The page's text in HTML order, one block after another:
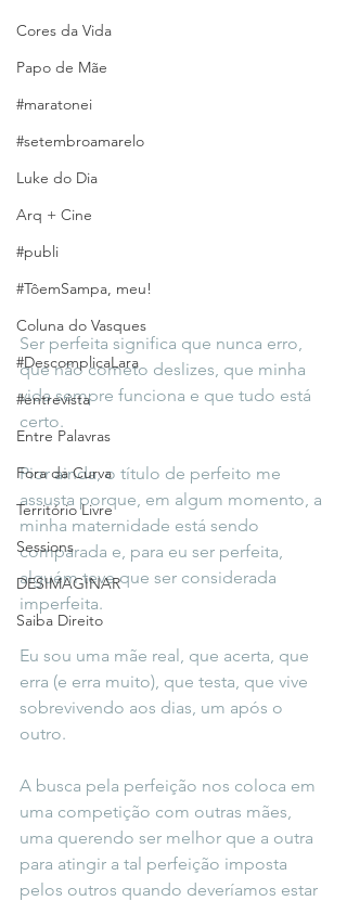
Cores da Vida
Papo de Mãe
#maratonei
#setembroamarelo
Luke do Dia
Arq + Cine
#publi
#TôemSampa, meu!
Coluna do Vasques
#DescomplicaLara
#entrevista
Entre Palavras
Fora da Curva
Território Livre
Sessions
DESIMAGINAR
Saiba Direito
Ser perfeita significa que nunca erro,
que não cometo deslizes, que minha
vida sempre funciona e que tudo está
certo.
Pior ainda, o título de perfeito me
assusta porque, em algum momento, a
minha maternidade está sendo
comparada e, para eu ser perfeita,
alguém teve que ser considerada
imperfeita.
Eu sou uma mãe real, que acerta, que
erra (e erra muito), que testa, que vive
sobrevivendo aos dias, um após o
outro.
A busca pela perfeição nos coloca em
uma competição com outras mães,
uma querendo ser melhor que a outra
para atingir a tal perfeição imposta
pelos outros quando deveríamos estar